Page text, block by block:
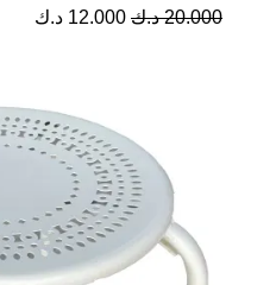
20.000 د.ك 12.000 د.ك